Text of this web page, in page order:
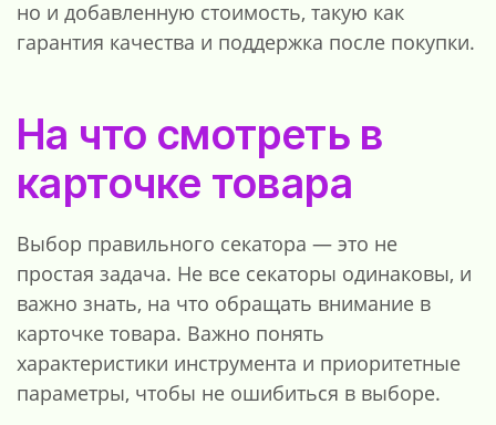
но и добавленную стоимость, такую как
гарантия качества и поддержка после покупки.
На что смотреть в
карточке товара
Выбор правильного секатора — это не
простая задача. Не все секаторы одинаковы, и
важно знать, на что обращать внимание в
карточке товара. Важно понять
характеристики инструмента и приоритетные
параметры, чтобы не ошибиться в выборе.